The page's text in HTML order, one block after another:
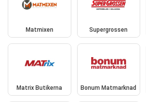
Matmixen Supergrossen
Matrix Butikerna Bonum Matmarknad